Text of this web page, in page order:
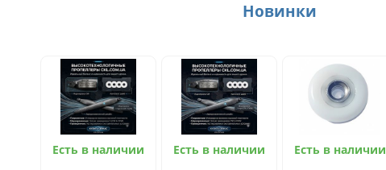
Новинки
Есть в наличии Есть в наличии Есть в наличии